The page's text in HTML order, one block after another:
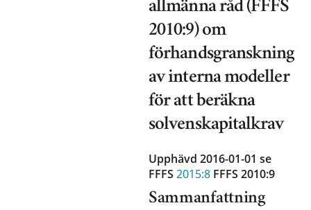
allmänna råd (FFFS
2010:9) om
förhandsgranskning
av interna modeller
för att beräkna
solvenskapitalkrav
Upphävd 2016-01-01 se
FFFS 2015:8 FFFS 2010:9
Sammanfattning